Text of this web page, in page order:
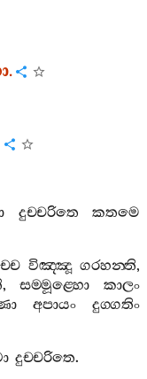
.
දුච‍්චරිතෙ
කතමෙ
විඤ‍්ඤූ ගරහන‍්ති,
,සම‍්මූළ‍්හො
කාලං
අපායං
දුග‍්ගතිං
දුච‍්චරිතෙ.